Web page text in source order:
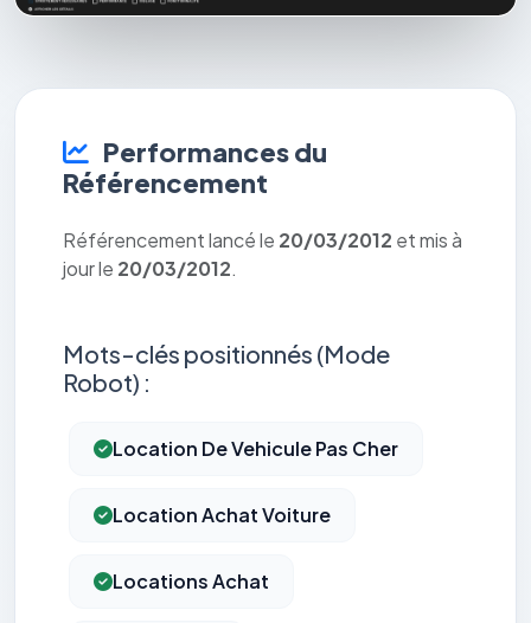
Performances du
Référencement
Référencement lancé le 20/03/2012 et mis à
jour le 20/03/2012.
Mots-clés positionnés (Mode
Robot) :
Location De Vehicule Pas Cher
Location Achat Voiture
Locations Achat